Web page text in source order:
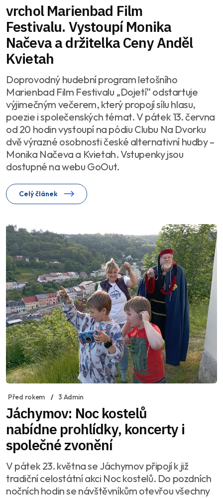
vrchol Marienbad Film
Festivalu. Vystoupí Monika
Načeva a držitelka Ceny Anděl
Kvietah
Doprovodný hudební program letošního
Marienbad Film Festivalu „Dojetí“ odstartuje
výjimečným večerem, který propojí sílu hlasu,
poezie i společenských témat. V pátek 13. června
od 20 hodin vystoupí na pódiu Clubu Na Dvorku
dvě výrazné osobnosti české alternativní hudby –
Monika Načeva a Kvietah. Vstupenky jsou
dostupné na webu GoOut.
Celý článek
Před rokem 3 Admin
Jáchymov: Noc kostelů
nabídne prohlídky, koncerty i
společné zvonění
V pátek 23. května se Jáchymov připojí k již
tradiční celostátní akci Noc kostelů. Do pozdních
nočních hodin se návštěvníkům otevřou všechny